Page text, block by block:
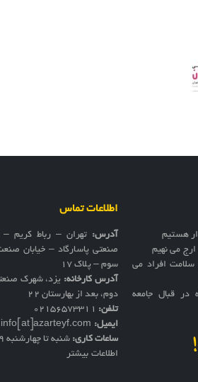
هستیم
ارج می نهیم
سلامت افراد می
قبال جامعه
اطلاعات تماس
آدرس: تهران – رباط کریم
صنعتی پاسارگاد – خیابان
سوم – پلاک 17
آدرس کارخانه:
دوم، بعد از بهارستان ۲۲
تلفن: 02156573311
ایمیل: info[at]azarteyf.com
ساعات کاری: شنبه تا چهارشنبه 9 الی 18
اطلاعات بیشتر